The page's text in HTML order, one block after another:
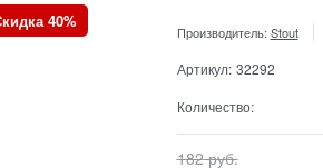
40%
Производитель: Stout
Артикул: 32292
Количество:
182 руб.